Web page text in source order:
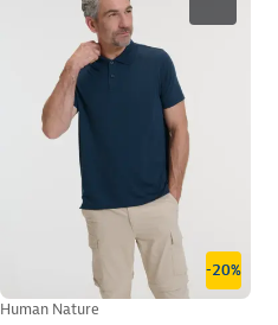
-20%
Human Nature